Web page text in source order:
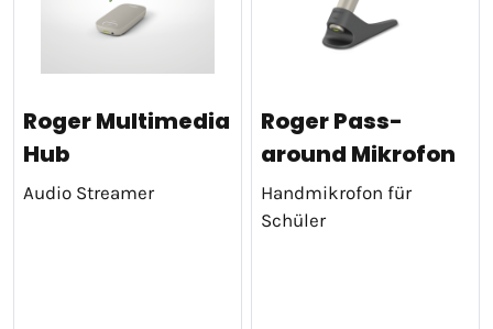
Roger Multimedia
Hub
Audio Streamer
Roger Pass-
around Mikrofon
Handmikrofon für
Schüler